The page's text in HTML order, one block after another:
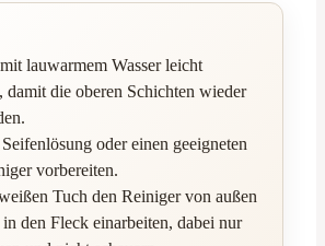
lauwarmem Wasser leicht
damit die oberen Schichten wieder
oder einen geeigneten
vorbereiten.
Tuch den Reiniger von außen
den Fleck einarbeiten, dabei nur